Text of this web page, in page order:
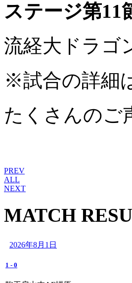
ステージ第11
流経大ドラ
※試合の詳
たくさんのご
PREV
ALL
NEXT
MATCH
2026年8月1日
1 - 0